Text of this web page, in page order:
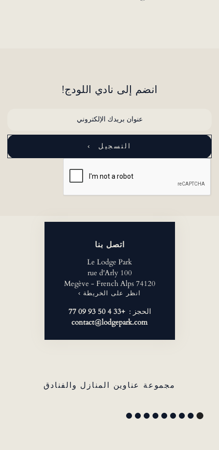
انضم إلى نادي اللودج!
اتصل بنا
Le Lodge Park
100 rue d'Arly
74120 Megève - French Alps
انظر على الخريطة ›
الحجز :+33 4 50 93 09 77
contact@lodgepark.com
مجموعة عناوين المنازل والفنادق